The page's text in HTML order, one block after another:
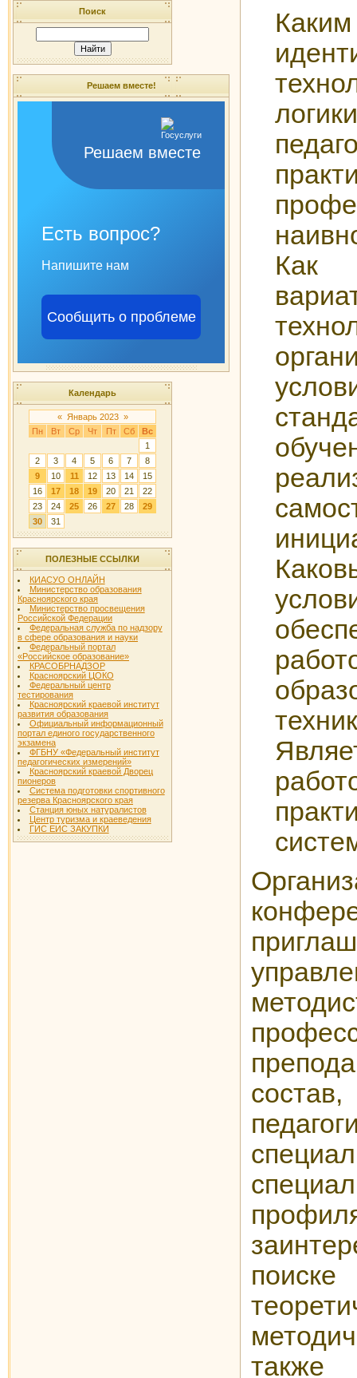
Поиск
Решаем вместе!
Решаем вместе
Есть вопрос?
Напишите нам
Сообщить о проблеме
Календарь
« Январь 2023 »
Пн
Вт Ср Чт Пт Сб
Вс
1
2
3 4 5 6 7
8
9
10 11 12 13 14
15
16
17 18 19 20 21
22
23
24 25 26 27 28
29
30
31
ПОЛЕЗНЫЕ ССЫЛКИ
КИАСУО ОНЛАЙН
Министерство образования
Красноярского края
Министерство просвещения
Российской Федерации
Федеральная служба по надзору
в сфере образования и науки
Федеральный портал
«Российское образование»
КРАСОБРНАДЗОР
Красноярский ЦОКО
Федеральный центр
тестирования
Красноярский краевой институт
развития образования
Официальный информационный
портал единого государственного
экзамена
ФГБНУ «Федеральный институт
педагогических измерений»
Красноярский краевой Дворец
пионеров
Система подготовки спортивного
резерва Красноярского края
Станция юных натуралистов
Центр туризма и краеведения
ГИС ЕИС ЗАКУПКИ
Как
также